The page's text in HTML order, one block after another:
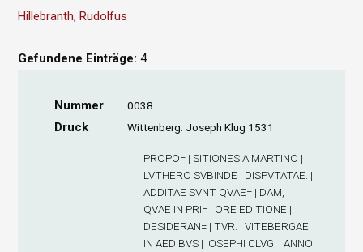
Hillebranth, Rudolfus
Gefundene Einträge: 4
Nummer 0038
Druck Wittenberg: Joseph Klug 1531
PROPO= | SITIONES A MARTINO |
LVTHERO SVBINDE | DISPVTATAE. |
ADDITAE SVNT QVAE= | DAM,
QVAE IN PRI= | ORE EDITIONE |
DESIDERAN= | TVR. | VITEBERGAE
IN AEDIBVS | IOSEPHI CLVG. | ANNO